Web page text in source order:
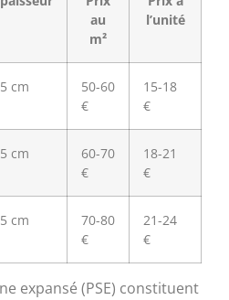
au
m²
l’unité
cm
50-60
€
15-18
€
cm
60-70
€
18-21
€
cm
70-80
€
21-24
€
expansé (PSE) constituent